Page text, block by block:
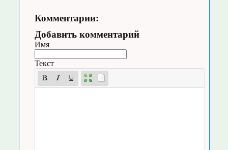
Комментарии:
Добавить комментарий
Имя
Текст